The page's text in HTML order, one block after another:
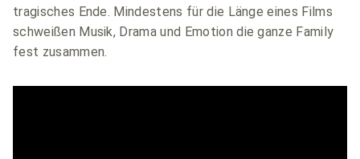
tragisches Ende. Mindestens für die Länge eines Films
schweißen Musik, Drama und Emotion die ganze Family
fest zusammen.